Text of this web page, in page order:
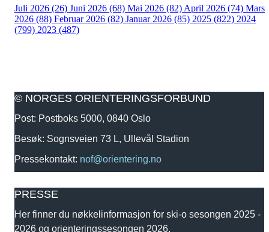
Juli 2026 (26) Juni 2026 (68) Mai 2026 (82) April 2026 (74) Mars
2026 (88) Februar 2026 (82) Januar 2026 (85) 2025 (822) 2024
(799) 2023 (487)
© NORGES ORIENTERINGSFORBUND
Post: Postboks 5000, 0840 Oslo
Besøk: Sognsveien 73 L, Ullevål Stadion
Pressekontakt: nof@orientering.no
PRESSE
Her finner du nøkkelinformasjon for ski-o sesongen 2025 -
2026 og orienteringssesongen 2026.